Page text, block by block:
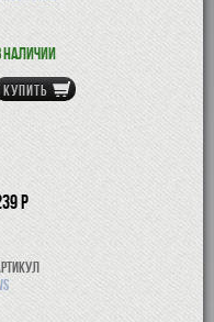
наличии
КУПИТЬ
р